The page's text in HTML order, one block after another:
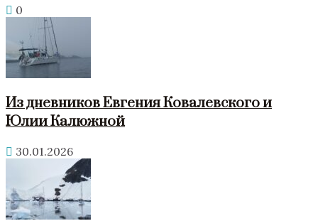
0
Из дневников Евгения Ковалевского и
Юлии Калюжной
30.01.2026